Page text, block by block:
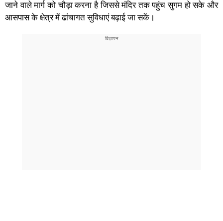
जाने वाले मार्ग को चौड़ा करना है जिससे मंदिर तक पहुंच सुगम हो सके और
आसपास के क्षेत्र में ढांचागत सुविधाएं बढ़ाई जा सकें।